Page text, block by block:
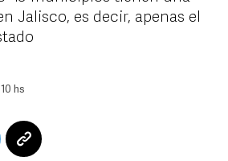
Jalisco, es decir, apenas el
hs